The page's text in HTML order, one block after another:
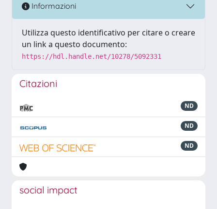
Informazioni
Utilizza questo identificativo per citare o creare
un link a questo documento:
https://hdl.handle.net/10278/5092331
Citazioni
ND
ND
ND
social impact